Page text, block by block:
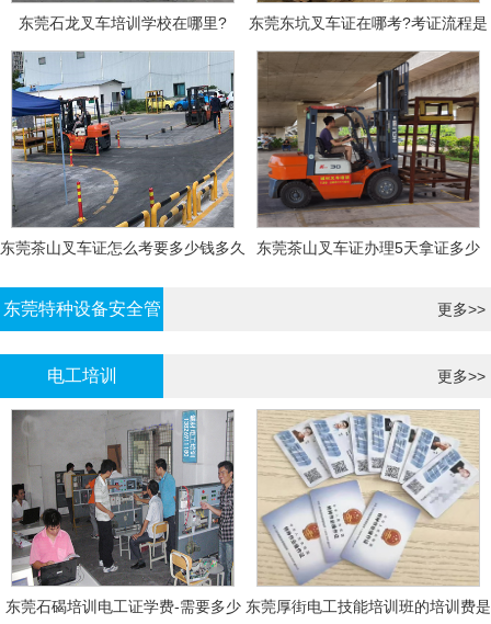
东莞石龙叉车培训学校在哪里?
东莞东坑叉车证在哪考?考证流程是
什么?需要什么资料?
东莞茶山叉车证怎么考要多少钱多久
东莞茶山叉车证办理5天拿证多少
东莞特种设备安全管
理证考证
更多>>
电工培训 更多>>
东莞石碣培训电工证学费-需要多少 东莞厚街电工技能培训班的培训费是